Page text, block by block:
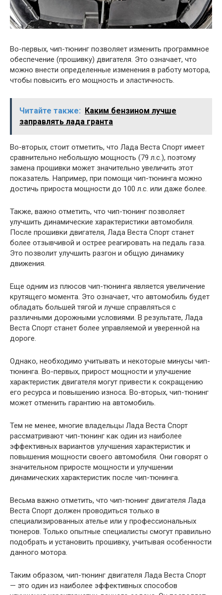
Во-первых, чип-тюнинг позволяет изменить программное
обеспечение (прошивку) двигателя. Это означает, что
можно внести определенные изменения в работу мотора,
чтобы повысить его мощность и эластичность.
Читайте также: Каким бензином лучше
заправлять лада гранта
Во-вторых, стоит отметить, что Лада Веста Спорт имеет
сравнительно небольшую мощность (79 л.с.), поэтому
замена прошивки может значительно увеличить этот
показатель. Например, при помощи чип-тюнинга можно
достичь прироста мощности до 100 л.с. или даже более.
Также, важно отметить, что чип-тюнинг позволяет
улучшить динамические характеристики автомобиля.
После прошивки двигателя, Лада Веста Спорт станет
более отзывчивой и острее реагировать на педаль газа.
Это позволит улучшить разгон и общую динамику
движения.
Еще одним из плюсов чип-тюнинга является увеличение
крутящего момента. Это означает, что автомобиль будет
обладать большей тягой и лучше справляться с
различными дорожными условиями. В результате, Лада
Веста Спорт станет более управляемой и уверенной на
дороге.
Однако, необходимо учитывать и некоторые минусы чип-
тюнинга. Во-первых, прирост мощности и улучшение
характеристик двигателя могут привести к сокращению
его ресурса и повышению износа. Во-вторых, чип-тюнинг
может отменить гарантию на автомобиль.
Тем не менее, многие владельцы Лада Веста Спорт
рассматривают чип-тюнинг как один из наиболее
эффективных вариантов улучшения характеристик и
повышения мощности своего автомобиля. Они говорят о
значительном приросте мощности и улучшении
динамических характеристик после чип-тюнинга.
Весьма важно отметить, что чип-тюнинг двигателя Лада
Веста Спорт должен проводиться только в
специализированных ателье или у профессиональных
тюнеров. Только опытные специалисты смогут правильно
подобрать и установить прошивку, учитывая особенности
данного мотора.
Таким образом, чип-тюнинг двигателя Лада Веста Спорт
— это один из наиболее эффективных способов